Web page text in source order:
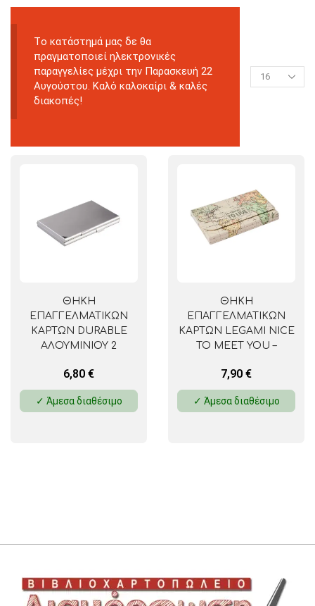
Tο κατάστημά μας δε θα
πραγματοποιεί ηλεκτρονικές
παραγγελίες μέχρι την Παρασκευή 22
Αυγούστου. Καλό καλοκαίρι & καλές
διακοπές!
ΘΗΚΗ
ΕΠΑΓΓΕΛΜΑΤΙΚΩΝ
ΚΑΡΤΩΝ DURABLE
ΑΛΟΥΜΙΝΙΟΥ 2
6,80 €
✓ Άμεσα διαθέσιμο
ΘΗΚΗ
ΕΠΑΓΓΕΛΜΑΤΙΚΩΝ
ΚΑΡΤΩΝ LEGAMI NICE
TO MEET YOU –
7,90 €
✓ Άμεσα διαθέσιμο